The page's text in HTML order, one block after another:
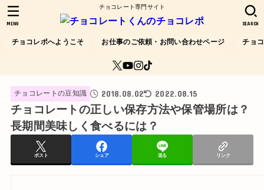
チョコレート専門サイト
チョコレポへようこそ お仕事のご依頼・お問い合わせページ チョ
SEARCH
MENU
チョコレートの豆知識 2018.08.02 2022.08.15
チョコレートの正しい保存方法や保管場所は？
長期間美味しく食べるには？
ポスト シェア 送る リンク